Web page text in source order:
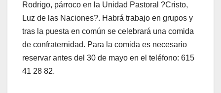
Rodrigo, párroco en la Unidad Pastoral ?Cristo,
Luz de las Naciones?. Habrá trabajo en grupos y
tras la puesta en común se celebrará una comida
de confraternidad. Para la comida es necesario
reservar antes del 30 de mayo en el teléfono: 615
41 28 82.